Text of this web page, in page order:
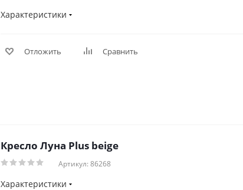
Характеристики
Отложить Сравнить
Кресло Луна Plus beige
Артикул: 86268
Характеристики